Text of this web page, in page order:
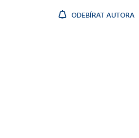
ODEBÍRAT AUTORA